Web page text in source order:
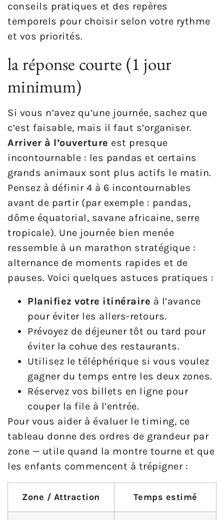
conseils pratiques et des repères
temporels pour choisir selon votre rythme
et vos priorités.
la réponse courte (1 jour
minimum)
Si vous n’avez qu’une journée, sachez que
c’est faisable, mais il faut s’organiser.
Arriver à l’ouverture est presque
incontournable : les pandas et certains
grands animaux sont plus actifs le matin.
Pensez à définir 4 à 6 incontournables
avant de partir (par exemple : pandas,
dôme équatorial, savane africaine, serre
tropicale). Une journée bien menée
ressemble à un marathon stratégique :
alternance de moments rapides et de
pauses. Voici quelques astuces pratiques :
Planifiez votre itinéraire à l’avance
pour éviter les allers-retours.
Prévoyez de déjeuner tôt ou tard pour
éviter la cohue des restaurants.
Utilisez le téléphérique si vous voulez
gagner du temps entre les deux zones.
Réservez vos billets en ligne pour
couper la file à l’entrée.
Pour vous aider à évaluer le timing, ce
tableau donne des ordres de grandeur par
zone — utile quand la montre tourne et que
les enfants commencent à trépigner :
Zone / Attraction Temps estimé